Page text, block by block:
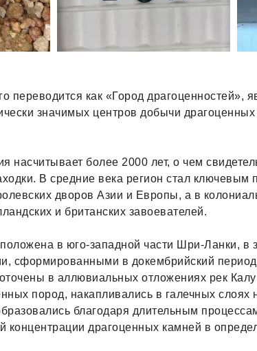
переводится как «Город драгоценностей»,
значимых центров добычи
насчитывает более 2000 лет, о чем
В средние века регион стал ключевым
дворов Азии и Европы, а в
и британских завоевателей.
в юго-западной части Шри-Ланки, в
сформированными в докембрийский
в аллювиальных отложениях рек
пород, накапливались в галечных слоях
благодаря длительным
концентрации драгоценных камней в